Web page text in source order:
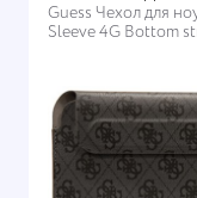
Guess Чехол для
Sleeve 4G Bottom